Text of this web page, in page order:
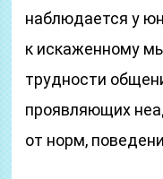
наблюдается у
к искаженному
трудности
проявляющих
от норм,